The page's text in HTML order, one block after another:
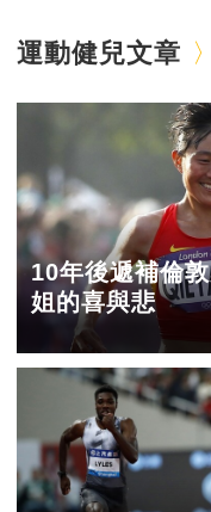
運動健兒文章
10年後遞補倫
姐的喜與悲